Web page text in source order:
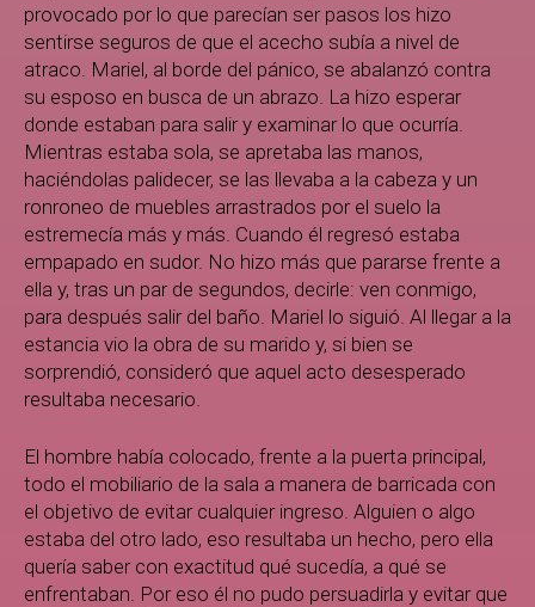
provocado por lo que parecían ser pasos los hizo
sentirse seguros de que el acecho subía a nivel de
atraco. Mariel, al borde del pánico, se abalanzó contra
su esposo en busca de un abrazo. La hizo esperar
donde estaban para salir y examinar lo que ocurría.
Mientras estaba sola, se apretaba las manos,
haciéndolas palidecer, se las llevaba a la cabeza y un
ronroneo de muebles arrastrados por el suelo la
estremecía más y más. Cuando él regresó estaba
empapado en sudor. No hizo más que pararse frente a
ella y, tras un par de segundos, decirle: ven conmigo,
para después salir del baño. Mariel lo siguió. Al llegar a la
estancia vio la obra de su marido y, si bien se
sorprendió, consideró que aquel acto desesperado
resultaba necesario.
El hombre había colocado, frente a la puerta principal,
todo el mobiliario de la sala a manera de barricada con
el objetivo de evitar cualquier ingreso. Alguien o algo
estaba del otro lado, eso resultaba un hecho, pero ella
quería saber con exactitud qué sucedía, a qué se
enfrentaban. Por eso él no pudo persuadirla y evitar que